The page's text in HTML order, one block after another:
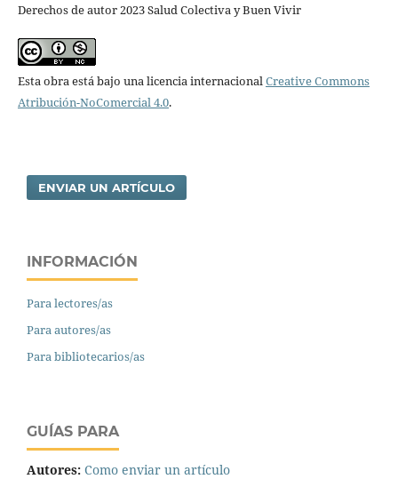
Derechos de autor 2023 Salud Colectiva y Buen Vivir
Esta obra está bajo una licencia internacionalCreative Commons
Atribución-NoComercial 4.0.
ENVIAR UN ARTÍCULO
INFORMACIÓN
Para lectores/as
Para autores/as
Para bibliotecarios/as
GUÍAS PARA
Autores: Como enviar un artículo